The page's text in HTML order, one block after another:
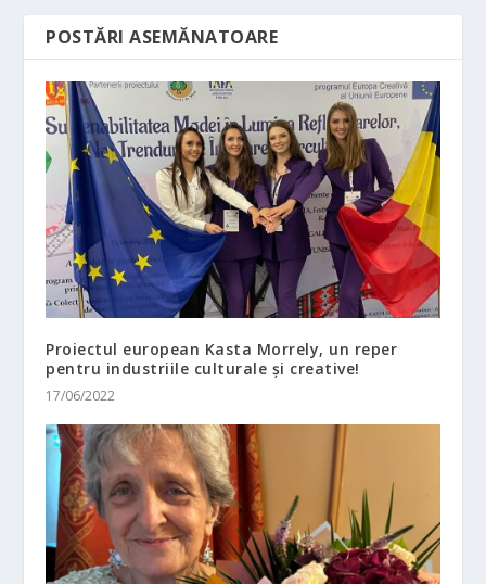
POSTĂRI ASEMĂNATOARE
Proiectul european Kasta Morrely, un reper
pentru industriile culturale și creative!
17/06/2022